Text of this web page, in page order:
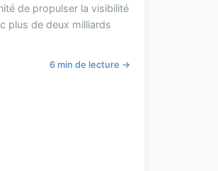
de propulser la visibilité
plus de deux milliards
6 min de lecture →